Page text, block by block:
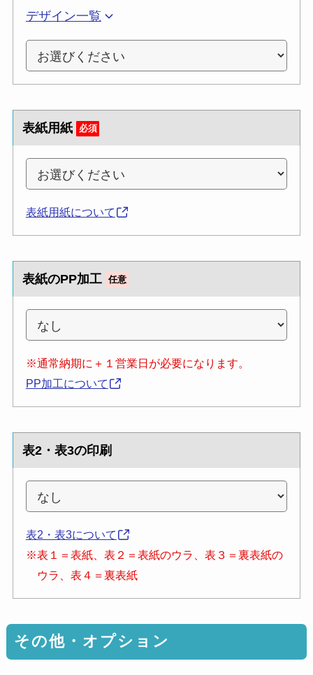
デザイン一覧
表紙用紙 必須
表紙用紙について
表紙のPP加工 任意
※通常納期に＋１営業日が必要になります。
PP加工について
表2・表3の印刷
表2・表3について
※表１＝表紙、表２＝表紙のウラ、表３＝裏表紙の
ウラ、表４＝裏表紙
その他・オプション